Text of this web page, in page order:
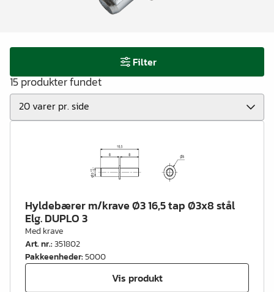
Filter
15 produkter fundet
Hyldebærer m/krave Ø3 16,5 tap Ø3x8 stål
Elg. DUPLO 3
Med krave
Art. nr.:351802
Pakkeenheder:5000
Vis produkt